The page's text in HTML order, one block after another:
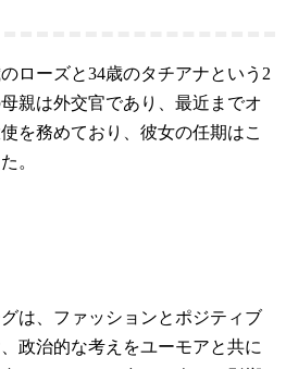
ローズと34歳のタチアナという2
親は外交官であり、最近までオ
を務めており、彼女の任期はこ
。
は、ファッションとポジティブ
政治的な考えをユーモアと共に